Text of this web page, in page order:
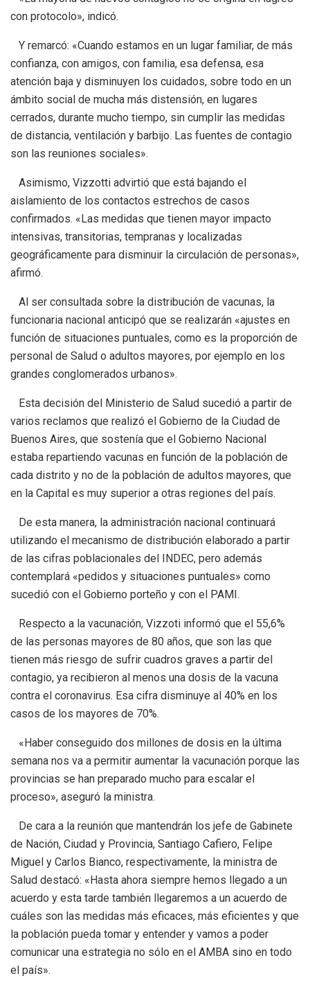
con protocolo», indicó.
Y remarcó: «Cuando estamos en un lugar familiar, de más
confianza, con amigos, con familia, esa defensa, esa
atención baja y disminuyen los cuidados, sobre todo en un
ámbito social de mucha más distensión, en lugares
cerrados, durante mucho tiempo, sin cumplir las medidas
de distancia, ventilación y barbijo. Las fuentes de contagio
son las reuniones sociales».
Asimismo, Vizzotti advirtió que está bajando el
aislamiento de los contactos estrechos de casos
confirmados. «Las medidas que tienen mayor impacto
intensivas, transitorias, tempranas y localizadas
geográficamente para disminuir la circulación de personas»,
afirmó.
Al ser consultada sobre la distribución de vacunas, la
funcionaria nacional anticipó que se realizarán «ajustes en
función de situaciones puntuales, como es la proporción de
personal de Salud o adultos mayores, por ejemplo en los
grandes conglomerados urbanos».
Esta decisión del Ministerio de Salud sucedió a partir de
varios reclamos que realizó el Gobierno de la Ciudad de
Buenos Aires, que sostenía que el Gobierno Nacional
estaba repartiendo vacunas en función de la población de
cada distrito y no de la población de adultos mayores, que
en la Capital es muy superior a otras regiones del país.
De esta manera, la administración nacional continuará
utilizando el mecanismo de distribución elaborado a partir
de las cifras poblacionales del INDEC, pero además
contemplará «pedidos y situaciones puntuales» como
sucedió con el Gobierno porteño y con el PAMI.
Respecto a la vacunación, Vizzoti informó que el 55,6%
de las personas mayores de 80 años, que son las que
tienen más riesgo de sufrir cuadros graves a partir del
contagio, ya recibieron al menos una dosis de la vacuna
contra el coronavirus. Esa cifra disminuye al 40% en los
casos de los mayores de 70%.
«Haber conseguido dos millones de dosis en la última
semana nos va a permitir aumentar la vacunación porque las
provincias se han preparado mucho para escalar el
proceso», aseguró la ministra.
De cara a la reunión que mantendrán los jefe de Gabinete
de Nación, Ciudad y Provincia, Santiago Cafiero, Felipe
Miguel y Carlos Bianco, respectivamente, la ministra de
Salud destacó: «Hasta ahora siempre hemos llegado a un
acuerdo y esta tarde también llegaremos a un acuerdo de
cuáles son las medidas más eficaces, más eficientes y que
la población pueda tomar y entender y vamos a poder
comunicar una estrategia no sólo en el AMBA sino en todo
el país».